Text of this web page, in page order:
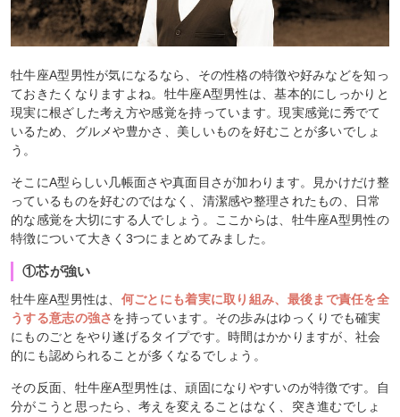
牡牛座A型男性が気になるなら、その性格の特徴や好みなどを知っ
ておきたくなりますよね。牡牛座A型男性は、基本的にしっかりと
現実に根ざした考え方や感覚を持っています。現実感覚に秀でて
いるため、グルメや豊かさ、美しいものを好むことが多いでしょ
う。
そこにA型らしい几帳面さや真面目さが加わります。見かけだけ整
っているものを好むのではなく、清潔感や整理されたもの、日常
的な感覚を大切にする人でしょう。ここからは、牡牛座A型男性の
特徴について大きく3つにまとめてみました。
①芯が強い
牡牛座A型男性は、 何ごとにも着実に取り組み、最後まで責任を全
うする意志の強さを持っています。その歩みはゆっくりでも確実
にものごとをやり遂げるタイプです。時間はかかりますが、社会
的にも認められることが多くなるでしょう。
その反面、牡牛座A型男性は、頑固になりやすいのが特徴です。自
分がこうと思ったら、考えを変えることはなく、突き進むでしょ